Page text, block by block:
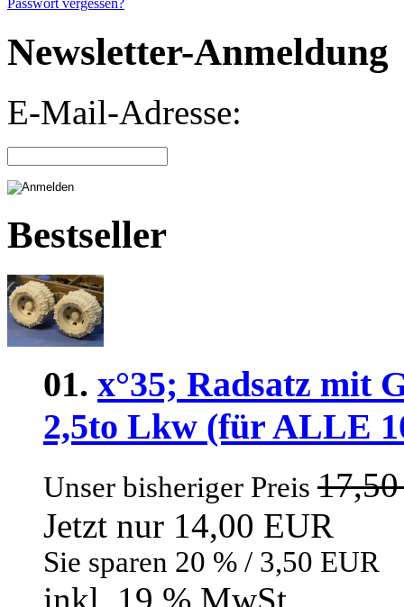
Passwort vergessen?
Newsletter-Anmeldung
E-Mail-Adresse:
Bestseller
01. x°35; Radsatz mit
2,5to Lkw (für ALLE
Unser bisheriger Preis
Jetzt nur 14,00 EUR
Sie sparen 20 % / 3,50 EUR